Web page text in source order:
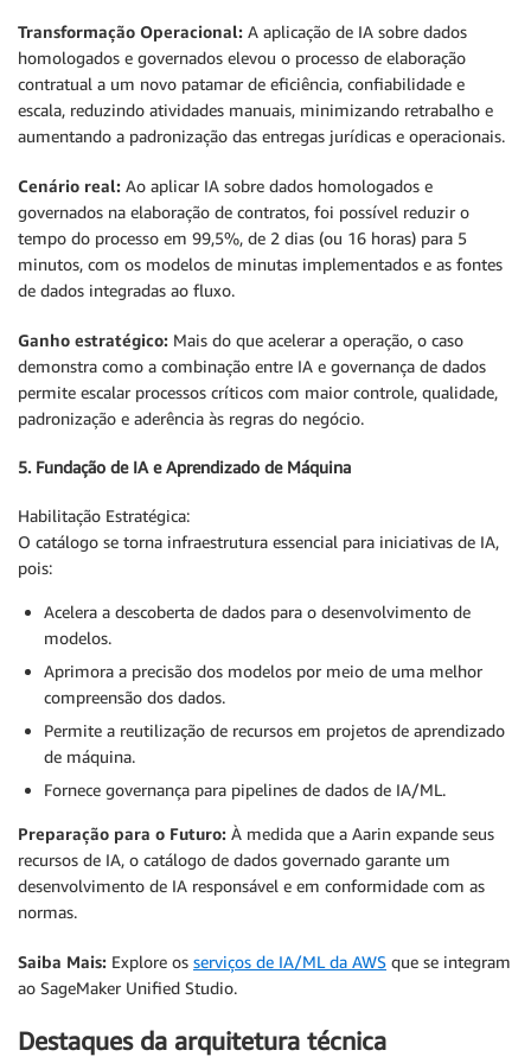
Transformação Operacional: A aplicação de IA sobre dados
homologados e governados elevou o processo de elaboração
contratual a um novo patamar de eficiência, confiabilidade e
escala, reduzindo atividades manuais, minimizando retrabalho e
aumentando a padronização das entregas jurídicas e operacionais.
Cenário real: Ao aplicar IA sobre dados homologados e
governados na elaboração de contratos, foi possível reduzir o
tempo do processo em 99,5%, de 2 dias (ou 16 horas) para 5
minutos, com os modelos de minutas implementados e as fontes
de dados integradas ao fluxo.
Ganho estratégico: Mais do que acelerar a operação, o caso
demonstra como a combinação entre IA e governança de dados
permite escalar processos críticos com maior controle, qualidade,
padronização e aderência às regras do negócio.
5. Fundação de IA e Aprendizado de Máquina
Habilitação Estratégica:
O catálogo se torna infraestrutura essencial para iniciativas de IA,
pois:
Acelera a descoberta de dados para o desenvolvimento de
modelos.
Aprimora a precisão dos modelos por meio de uma melhor
compreensão dos dados.
Permite a reutilização de recursos em projetos de aprendizado
de máquina.
Fornece governança para pipelines de dados de IA/ML.
Preparação para o Futuro: À medida que a Aarin expande seus
recursos de IA, o catálogo de dados governado garante um
desenvolvimento de IA responsável e em conformidade com as
normas.
Saiba Mais: Explore os serviços de IA/ML da AWS que se integram
ao SageMaker Unified Studio.
Destaques da arquitetura técnica